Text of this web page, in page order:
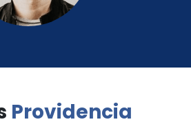
Providencia